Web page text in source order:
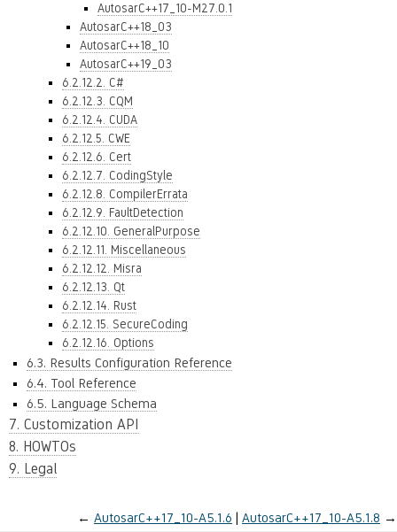
AutosarC++17_10-M27.0.1
AutosarC++18_03
AutosarC++18_10
AutosarC++19_03
6.2.12.2. C#
6.2.12.3. CQM
6.2.12.4. CUDA
6.2.12.5. CWE
6.2.12.6. Cert
6.2.12.7. CodingStyle
6.2.12.8. CompilerErrata
6.2.12.9. FaultDetection
6.2.12.10. GeneralPurpose
6.2.12.11. Miscellaneous
6.2.12.12. Misra
6.2.12.13. Qt
6.2.12.14. Rust
6.2.12.15. SecureCoding
6.2.12.16. Options
6.3. Results Configuration Reference
6.4. Tool Reference
6.5. Language Schema
7. Customization API
8. HOWTOs
9. Legal
← AutosarC++17_10-A5.1.6 AutosarC++17_10-A5.1.8 →